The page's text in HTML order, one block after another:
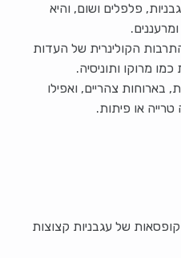
פלפלים ושום, והיא
הקולינרית של העדות
מרוקו ותוניסיה.
בארוחות צהריים, ואפילו
או פיתות.
8 עגבניות בשלות (או 2 קופסאות של עגבניות קצוצות